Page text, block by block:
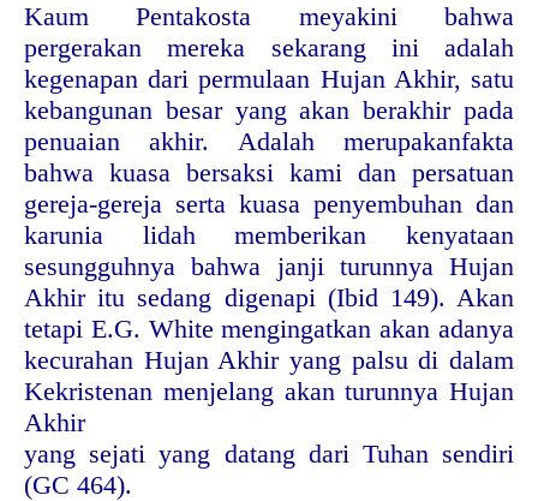
Kaum Pentakosta meyakini bahwa
pergerakan mereka sekarang ini adalah
kegenapan dari permulaan Hujan Akhir, satu
kebangunan besar yang akan berakhir pada
penuaian akhir. Adalah merupakanfakta
bahwa kuasa bersaksi kami dan persatuan
gereja-gereja serta kuasa penyembuhan dan
karunia lidah memberikan kenyataan
sesungguhnya bahwa janji turunnya Hujan
Akhir itu sedang digenapi (Ibid 149). Akan
tetapi E.G. White mengingatkan akan adanya
kecurahan Hujan Akhir yang palsu di dalam
Kekristenan menjelang akan turunnya Hujan
Akhir
yang sejati yang datang dari Tuhan sendiri
(GC 464).